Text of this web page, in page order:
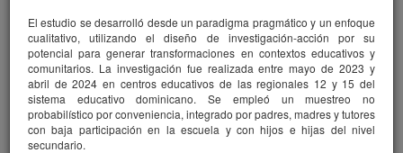
El estudio se desarrolló desde un paradigma pragmático y un enfoque
cualitativo, utili­zando el diseño de investigación-acción por su
potencial para generar transformaciones en contextos educativos y
comunitarios. La investigación fue realizada entre mayo de 2023 y
abril de 2024 en centros educativos de las regionales 12 y 15 del
sistema educativo dominica­no. Se empleó un muestreo no
probabilístico por conveniencia, integrado por padres, madres y tutores
con baja participación en la escuela y con hijos e hijas del nivel
secundario.
Edición completa